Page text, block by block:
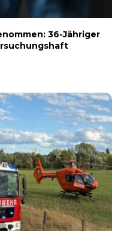
36-Jähriger